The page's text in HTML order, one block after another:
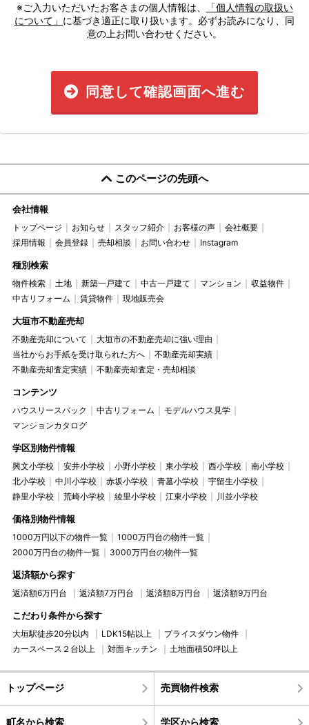
※ご入力いただいたお客さまの個人情報は、
「個人情報の取扱い
について」 に基づき適正に取り扱います。必ずお読みになり、同
意の上お問い合わせください。
同意して確認画面へ進む
このページの先頭へ
会社情報
トップページ お知らせ スタッフ紹介 お客様の声
会社概要
採用情報
会員登録 売却相談 お問い合わせ Instagram
種別検索
物件検索 土地 新築一戸建て 中古一戸建て マンション
収益物件
中古リフォーム
賃貸物件 現地販売会
大垣市不動産売却
不動産売却について
大垣市の不動産売却に強い理由
当社からお手紙を受け取られた方へ
不動産売却実績
不動産売却査定実績
不動産売却査定・売却相談
コンテンツ
ハウスリースバック 中古リフォーム
モデルハウス見学
マンションカタログ
学区別物件情報
興文小学校 安井小学校 小野小学校 東小学校 西小学校
南小学校
北小学校
中川小学校 赤坂小学校 青墓小学校
宇留生小学校
静里小学校
荒崎小学校 綾里小学校 江東小学校 川並小学校
価格別物件情報
1000万円以下の物件一覧
1000万円台の物件一覧
2000万円台の物件一覧
3000万円台の物件一覧
返済額から探す
返済額6万円台 返済額7万円台 返済額8万円台 返済額9万円台
こだわり条件から探す
大垣駅徒歩20分以内 LDK15帖以上
プライスダウン物件
カースペース２台以上
対面キッチン 土地面積50坪以上
トップページ 売買物件検索
町名から検索 学区から検索